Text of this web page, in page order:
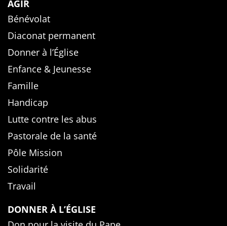
AGIR
Bénévolat
Diaconat permanent
Donner à l’Église
Enfance & Jeunesse
Famille
Handicap
Lutte contre les abus
Pastorale de la santé
Pôle Mission
Solidarité
Travail
DONNER À L’ÉGLISE